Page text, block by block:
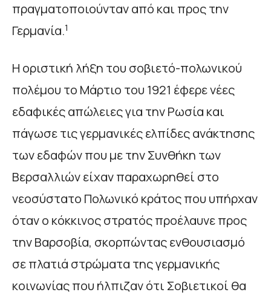
πραγματοποιούνταν από και προς την
Γερμανία.1
Η οριστική λήξη του σοβιετό-πολωνικού
πολέμου το Μάρτιο του 1921 έφερε νέες
εδαφικές απώλειες για την Ρωσία και
πάγωσε τις γερμανικές ελπίδες ανάκτησης
των εδαφών που με την Συνθήκη των
Βερσαλλιών είχαν παραχωρηθεί στο
νεοσύστατο Πολωνικό κράτος που υπήρχαν
όταν ο κόκκινος στρατός προέλαυνε προς
την Βαρσοβία, σκορπώντας ενθουσιασμό
σε πλατιά στρώματα της γερμανικής
κοινωνίας που ήλπιζαν ότι Σοβιετικοί θα